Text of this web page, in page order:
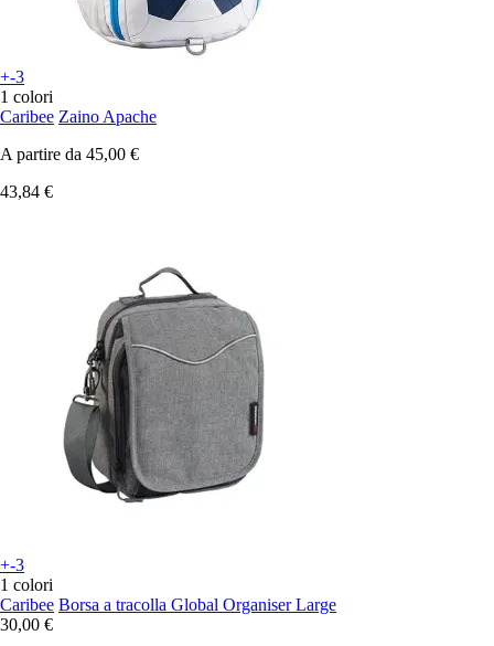
+-3
1 colori
Caribee Zaino Apache
A partire da 45,00 €
43,84 €
+-3
1 colori
Caribee Borsa a tracolla Global Organiser Large
30,00 €